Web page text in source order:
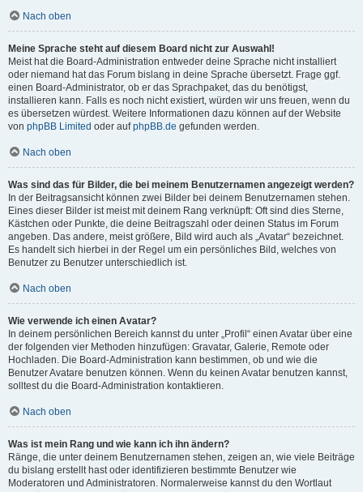
Nach oben
Meine Sprache steht auf diesem Board nicht zur Auswahl!
Meist hat die Board-Administration entweder deine Sprache nicht installiert
oder niemand hat das Forum bislang in deine Sprache übersetzt. Frage ggf.
einen Board-Administrator, ob er das Sprachpaket, das du benötigst,
installieren kann. Falls es noch nicht existiert, würden wir uns freuen, wenn du
es übersetzen würdest. Weitere Informationen dazu können auf der Website
von phpBB Limited oder aufphpBB.de gefunden werden.
Nach oben
Was sind das für Bilder, die bei meinem Benutzernamen angezeigt werden?
In der Beitragsansicht können zwei Bilder bei deinem Benutzernamen stehen.
Eines dieser Bilder ist meist mit deinem Rang verknüpft: Oft sind dies Sterne,
Kästchen oder Punkte, die deine Beitragszahl oder deinen Status im Forum
angeben. Das andere, meist größere, Bild wird auch als „Avatar“ bezeichnet.
Es handelt sich hierbei in der Regel um ein persönliches Bild, welches von
Benutzer zu Benutzer unterschiedlich ist.
Nach oben
Wie verwende ich einen Avatar?
In deinem persönlichen Bereich kannst du unter „Profil“ einen Avatar über eine
der folgenden vier Methoden hinzufügen: Gravatar, Galerie, Remote oder
Hochladen. Die Board-Administration kann bestimmen, ob und wie die
Benutzer Avatare benutzen können. Wenn du keinen Avatar benutzen kannst,
solltest du die Board-Administration kontaktieren.
Nach oben
Was ist mein Rang und wie kann ich ihn ändern?
Ränge, die unter deinem Benutzernamen stehen, zeigen an, wie viele Beiträge
du bislang erstellt hast oder identifizieren bestimmte Benutzer wie
Moderatoren und Administratoren. Normalerweise kannst du den Wortlaut